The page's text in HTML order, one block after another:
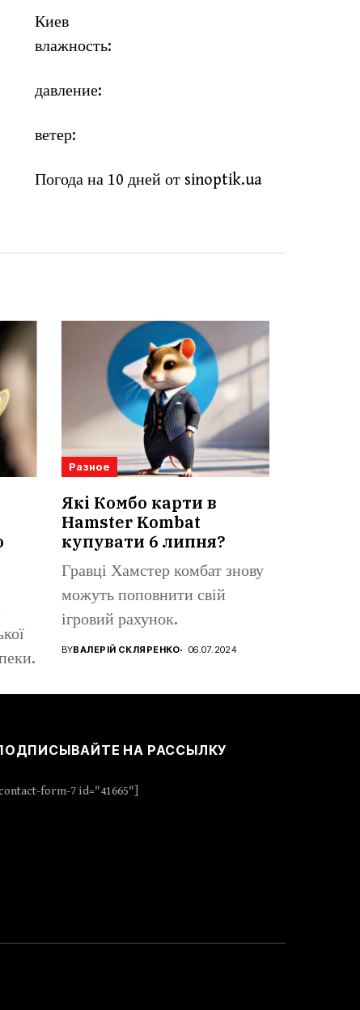
Киев
влажность:
давление:
ветер:
Погода на 10 дней от sinoptik.ua
Разное
Які Комбо карти в
Hamster Kombat
купувати 6 липня?
Гравці Хамстер комбат знову
можуть поповнити свій
ігровий рахунок.
BYВАЛЕРІЙ СКЛЯРЕНКО 06.07.2024
НА РАССЫЛКУ
form-7 id="41665"]